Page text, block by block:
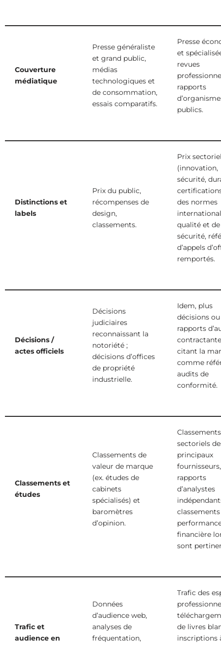
Couverture
médiatique
Presse généraliste
et grand public,
médias
technologiques et
de consommation,
essais comparatifs.
Presse
et
revues
rapports
publics.
Distinctions et
labels
Prix du public,
récompenses de
design,
classements.
Prix
(innovation,
sécurité,
des normes
qualité et de
sécurité,
d’appels
remportés.
Décisions /
actes officiels
Décisions
judiciaires
reconnaissant la
notoriété ;
décisions d’offices
de propriété
industrielle.
Idem, plus
décisions ou
rapports
citant la
comme
audits de
conformité.
Classements et
études
Classements de
valeur de marque
(ex. études de
cabinets
spécialisés) et
baromètres
d’opinion.
Classements
sectoriels
principaux
fournisseurs,
rapports
d’analystes
financière
sont
Trafic et
audience en
Données
d’audience web,
analyses de
fréquentation,
Trafic des
de livres
inscriptions